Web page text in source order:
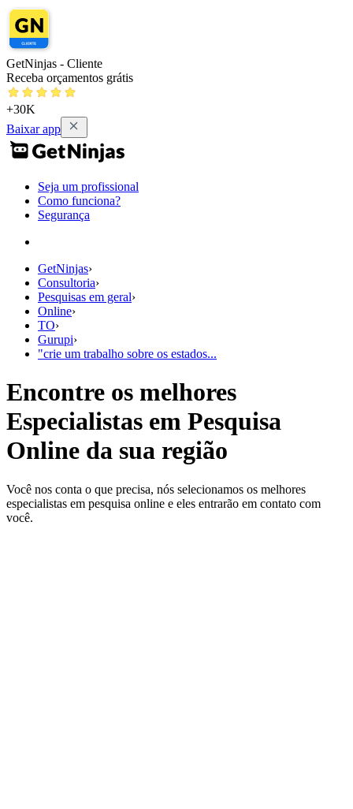
GetNinjas - Cliente
Receba orçamentos grátis
+30K
Baixar app
Seja um profissional
Como funciona?
Segurança
GetNinjas›
Consultoria›
Pesquisas em geral›
Online›
TO›
Gurupi›
"crie um trabalho sobre os estados...
Encontre os melhores
Especialistas em Pesquisa
Online da sua região
Você nos conta o que precisa, nós selecionamos os melhores
especialistas em pesquisa online e eles entrarão em contato com
você.